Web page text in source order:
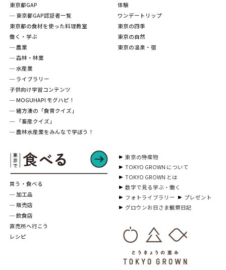
東京都GAP
─ 東京都GAP認証者一覧
東京都の食材を使った料理教室
働く・学ぶ
─ 農業
─ 森林・林業
─ 水産業
─ ライブラリー
子供向け学習コンテンツ
─ MOGUHAPI モグハピ！
─ 緒方湊の「食育クイズ」
─ 「畜産クイズ」
─ 農林水産業をみんなで学ぼう！
買う・食べる
─ 加工品
─ 販売店
─ 飲食店
直売所へ行こう
レシピ
体験
ワンデートリップ
東京の四季
東京の自然
東京の温泉・宿
東京の特産物
TOKYO GROWN について
TOKYO GROWN とは
数字で見る学ぶ・働く
フォトライブラリー
プレゼント
グロウンお日さま観察日記